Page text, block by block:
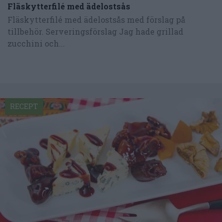
Fläskytterfilé med ädelostsås
Fläskytterfilé med ädelostsås med förslag på
tillbehör. Serveringsförslag Jag hade grillad
zucchini och...
RECEPT